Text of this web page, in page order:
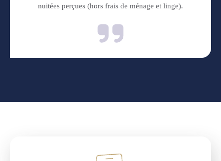
nuitées perçues (hors frais de ménage et linge).